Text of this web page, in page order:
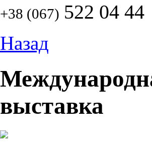
+38 (067) 522 04 44
Назад
выставка